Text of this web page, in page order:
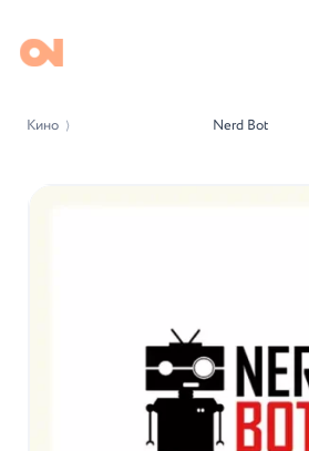
Кино ⟩ Nerd Bot